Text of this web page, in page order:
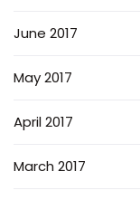
June 2017
May 2017
April 2017
March 2017